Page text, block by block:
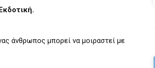
άνθρωπος μπορεί να μοιραστεί με